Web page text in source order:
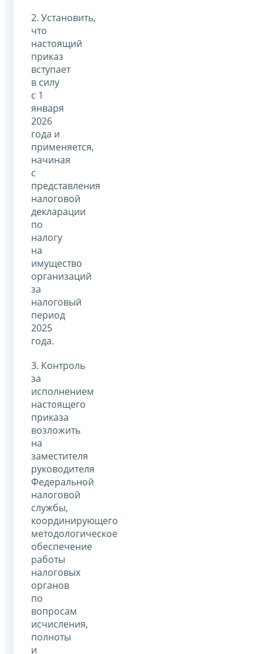
2. Установить,
что
настоящий
приказ
вступает
в силу
с 1
января
2026
года и
применяется,
начиная
с
представления
налоговой
декларации
по
налогу
на
имущество
организаций
за
налоговый
период
2025
года.
3. Контроль
за
исполнением
настоящего
приказа
возложить
на
заместителя
руководителя
Федеральной
налоговой
службы,
координирующего
методологическое
обеспечение
работы
налоговых
органов
по
вопросам
исчисления,
полноты
и